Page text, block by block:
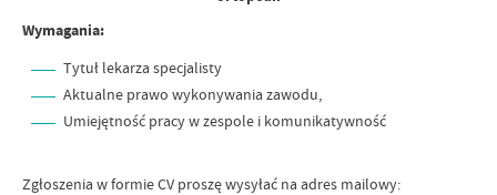
Wymagania:
Tytuł lekarza specjalisty
Aktualne prawo wykonywania zawodu,
Umiejętność pracy w zespole i komunikatywność
Zgłoszenia w formie CV proszę wysyłać na adres mailowy: